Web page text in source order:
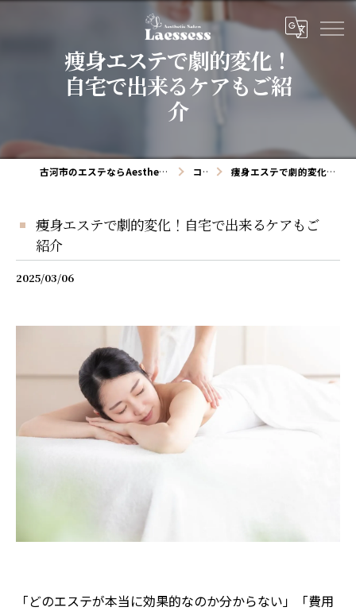
痩身エステで劇的変化！
自宅で出来るケアもご紹
介
古河市のエステならAesthetic salon Laessess(ラエッセス) コラム 痩身エステで劇的変化！自宅で出来るケアもご紹介
痩身エステで劇的変化！自宅で出来るケアもご
紹介
2025/03/06
「どのエステが本当に効果的なのか分からない」「費用